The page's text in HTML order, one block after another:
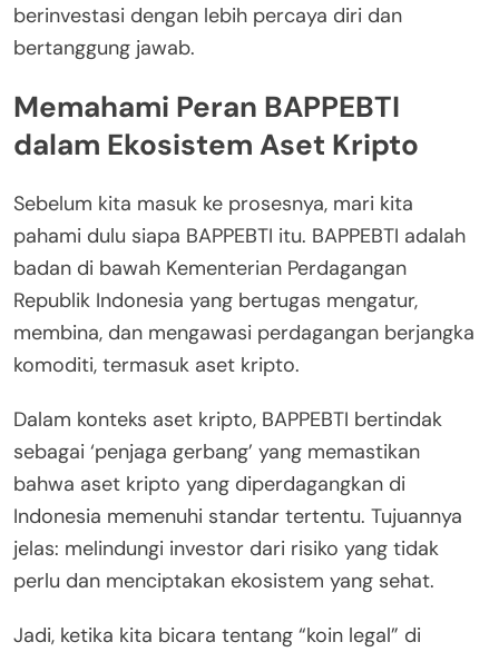
berinvestasi dengan lebih percaya diri dan
bertanggung jawab.
Memahami Peran BAPPEBTI
dalam Ekosistem Aset Kripto
Sebelum kita masuk ke prosesnya, mari kita
pahami dulu siapa BAPPEBTI itu. BAPPEBTI adalah
badan di bawah Kementerian Perdagangan
Republik Indonesia yang bertugas mengatur,
membina, dan mengawasi perdagangan berjangka
komoditi, termasuk aset kripto.
Dalam konteks aset kripto, BAPPEBTI bertindak
sebagai ‘penjaga gerbang’ yang memastikan
bahwa aset kripto yang diperdagangkan di
Indonesia memenuhi standar tertentu. Tujuannya
jelas: melindungi investor dari risiko yang tidak
perlu dan menciptakan ekosistem yang sehat.
Jadi, ketika kita bicara tentang “koin legal” di